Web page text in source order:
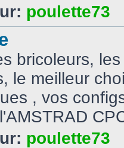
poulette73
bricoleurs,
le meilleur
, vos
poulette73